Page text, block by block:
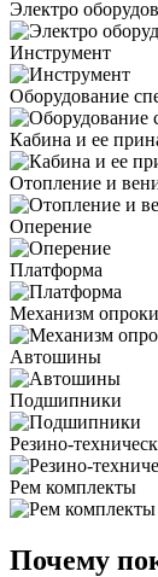
Электро
Инструмент
Оборудование
Кабина и ее
Отопление и
Оперение
Платформа
Механизм
Автошины
Подшипники
Резино-
Рем комплекты
Почему